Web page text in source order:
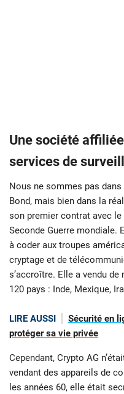
Une société
services de
Nous ne sommes pas dans
Bond, mais bien dans la
son premier contrat avec
Seconde Guerre mondiale.
à coder aux troupes
cryptage et de
s’accroître. Elle a vendu
120 pays : Inde, Mexique,
LIRE AUSSI
Sécurité en
protéger sa vie privée
Cependant, Crypto AG
vendant des appareils de
les années 60, elle était